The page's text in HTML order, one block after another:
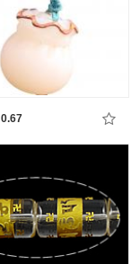
0.67